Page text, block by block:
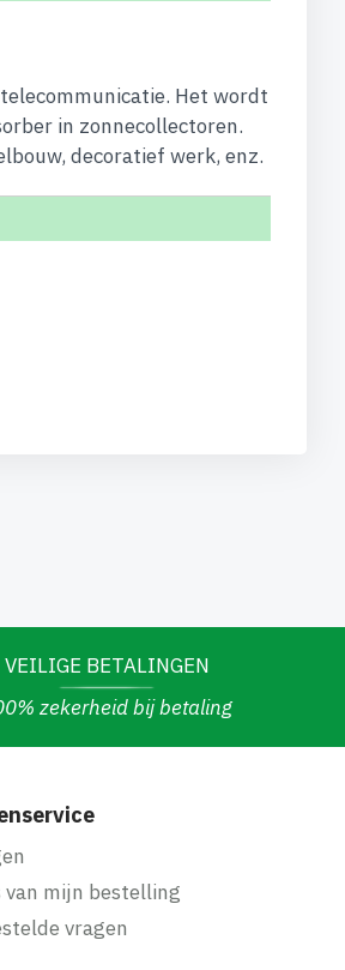
Het wordt
in zonnecollectoren.
decoratief werk, enz.
VEILIGE BETALINGEN
zekerheid bij betaling
van mijn bestelling
vragen